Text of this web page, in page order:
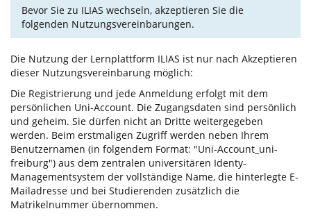
Bevor Sie zu ILIAS wechseln, akzeptieren Sie die
folgenden Nutzungsvereinbarungen.
Die Nutzung der Lernplattform ILIAS ist nur nach Akzeptieren
dieser Nutzungsvereinbarung möglich:
Die Registrierung und jede Anmeldung erfolgt mit dem
persönlichen Uni-Account. Die Zugangsdaten sind persönlich
und geheim. Sie dürfen nicht an Dritte weitergegeben
werden. Beim erstmaligen Zugriff werden neben Ihrem
Benutzernamen (in folgendem Format: "Uni-Account_uni-
freiburg") aus dem zentralen universitären Identy-
Managementsystem der vollständige Name, die hinterlegte E-
Mailadresse und bei Studierenden zusätzlich die
Matrikelnummer übernommen.